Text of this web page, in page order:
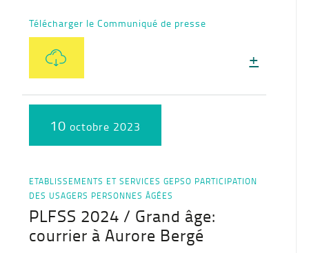
Télécharger le Communiqué de presse
+
10 octobre 2023
ETABLISSEMENTS ET SERVICES GEPSO PARTICIPATION
DES USAGERS PERSONNES ÂGÉES
PLFSS 2024 / Grand âge:
courrier à Aurore Bergé